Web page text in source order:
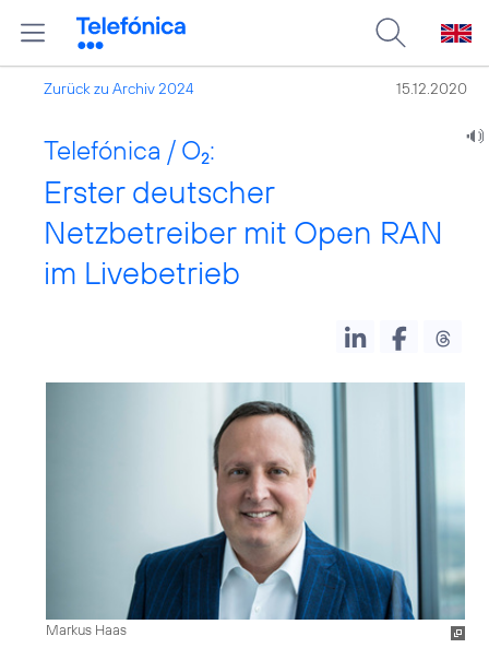
Zurück zu Archiv 2024 15.12.2020
Telefónica / O2:
Erster deutscher
Netzbetreiber mit Open RAN
im Livebetrieb
Markus Haas